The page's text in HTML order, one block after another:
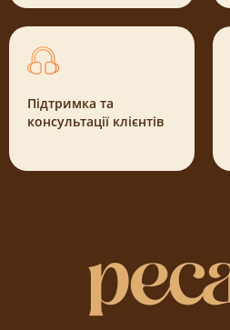
Підтримка та
консультації клієнтів